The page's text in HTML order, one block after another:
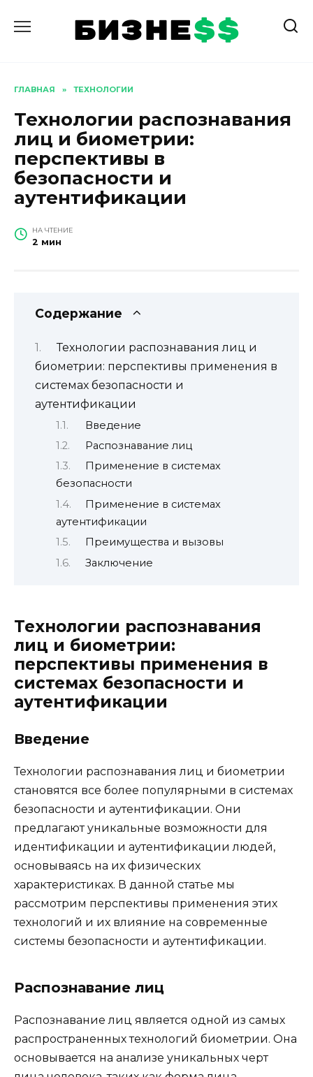
содержанию
ГЛАВНАЯ » ТЕХНОЛОГИИ
Технологии распознавания
лиц и биометрии:
перспективы в
безопасности и
аутентификации
НА ЧТЕНИЕ
2 мин
Содержание
Технологии распознавания лиц и
биометрии: перспективы применения в
системах безопасности и
аутентификации
Введение
Распознавание лиц
Применение в системах
безопасности
Применение в системах
аутентификации
Преимущества и вызовы
Заключение
Технологии распознавания
лиц и биометрии:
перспективы применения в
системах безопасности и
аутентификации
Введение
Технологии распознавания лиц и биометрии
становятся все более популярными в системах
безопасности и аутентификации. Они
предлагают уникальные возможности для
идентификации и аутентификации людей,
основываясь на их физических
характеристиках. В данной статье мы
рассмотрим перспективы применения этих
технологий и их влияние на современные
системы безопасности и аутентификации.
Распознавание лиц
Распознавание лиц является одной из самых
распространенных технологий биометрии. Она
основывается на анализе уникальных черт